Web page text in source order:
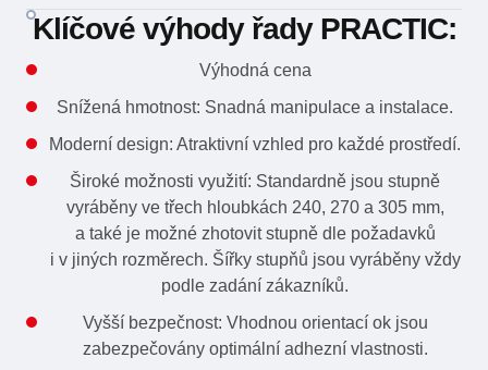
Klíčové výhody řady PRACTIC:
Výhodná cena
Snížená hmotnost: Snadná manipulace a instalace.
Moderní design: Atraktivní vzhled pro každé prostředí.
Široké možnosti využití: Standardně jsou stupně
vyráběny ve třech hloubkách 240, 270 a 305 mm,
a také je možné zhotovit stupně dle požadavků
i v jiných rozměrech. Šířky stupňů jsou vyráběny vždy
podle zadání zákazníků.
Vyšší bezpečnost: Vhodnou orientací ok jsou
zabezpečovány optimální adhezní vlastnosti.